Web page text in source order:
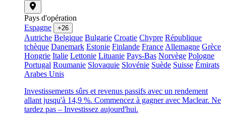
Pays d'opération
Espagne
+26
Autriche Belgique Bulgarie Croatie Chypre République
tchèque Danemark Estonie Finlande France Allemagne Grèce
Hongrie Italie Lettonie Lituanie Pays-Bas Norvège Pologne
Portugal Roumanie Slovaquie Slovénie Suède Suisse Émirats
Arabes Unis
Investissements sûrs et revenus passifs avec un rendement
allant jusqu'à 14,9 %. Commencez à gagner avec Maclear. Ne
tardez pas – Investissez aujourd'hui.